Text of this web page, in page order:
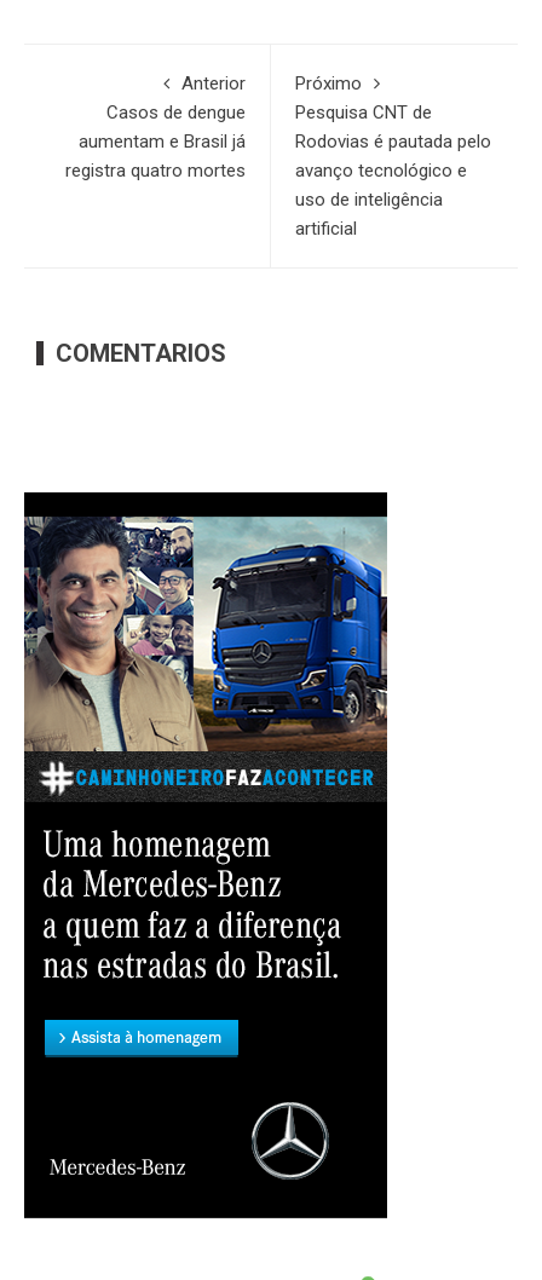
Anterior
Casos de dengue
aumentam e Brasil já
registra quatro mortes
Próximo
Pesquisa CNT de
Rodovias é pautada pelo
avanço tecnológico e
uso de inteligência
artificial
COMENTARIOS